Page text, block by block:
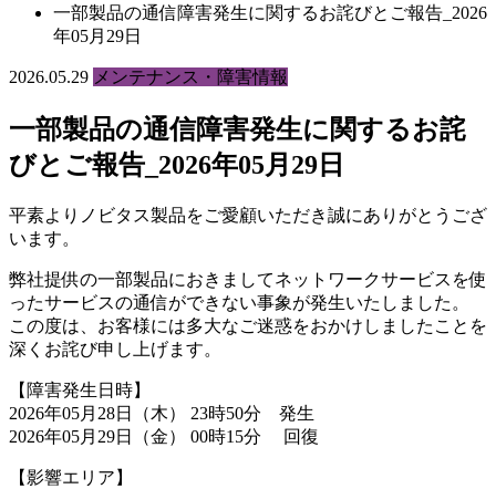
一部製品の通信障害発生に関するお詫びとご報告_2026
年05月29日
2026.05.29 メンテナンス・障害情報
一部製品の通信障害発生に関するお詫
びとご報告_2026年05月29日
平素よりノビタス製品をご愛顧いただき誠にありがとうござ
います。
弊社提供の一部製品におきましてネットワークサービスを使
ったサービスの通信ができない事象が発生いたしました。
この度は、お客様には多大なご迷惑をおかけしましたことを
深くお詫び申し上げます。
【障害発生日時】
2026年05月28日（木） 23時50分 発生
2026年05月29日（金） 00時15分 回復
【影響エリア】